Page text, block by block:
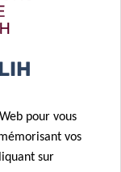
pour vous
vos
sur